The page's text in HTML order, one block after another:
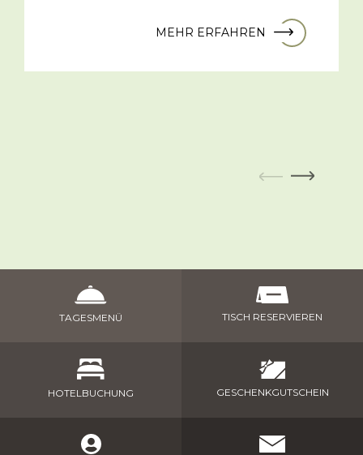
MEHR ERFAHREN
TAGESMENÜ TISCH RESERVIEREN
HOTELBUCHUNG GESCHENKGUTSCHEIN